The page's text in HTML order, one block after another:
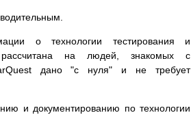
о технологии тестирования и
рассчитана на людей, знакомых с
дано "с нуля" и не требует
и документированию по технологии